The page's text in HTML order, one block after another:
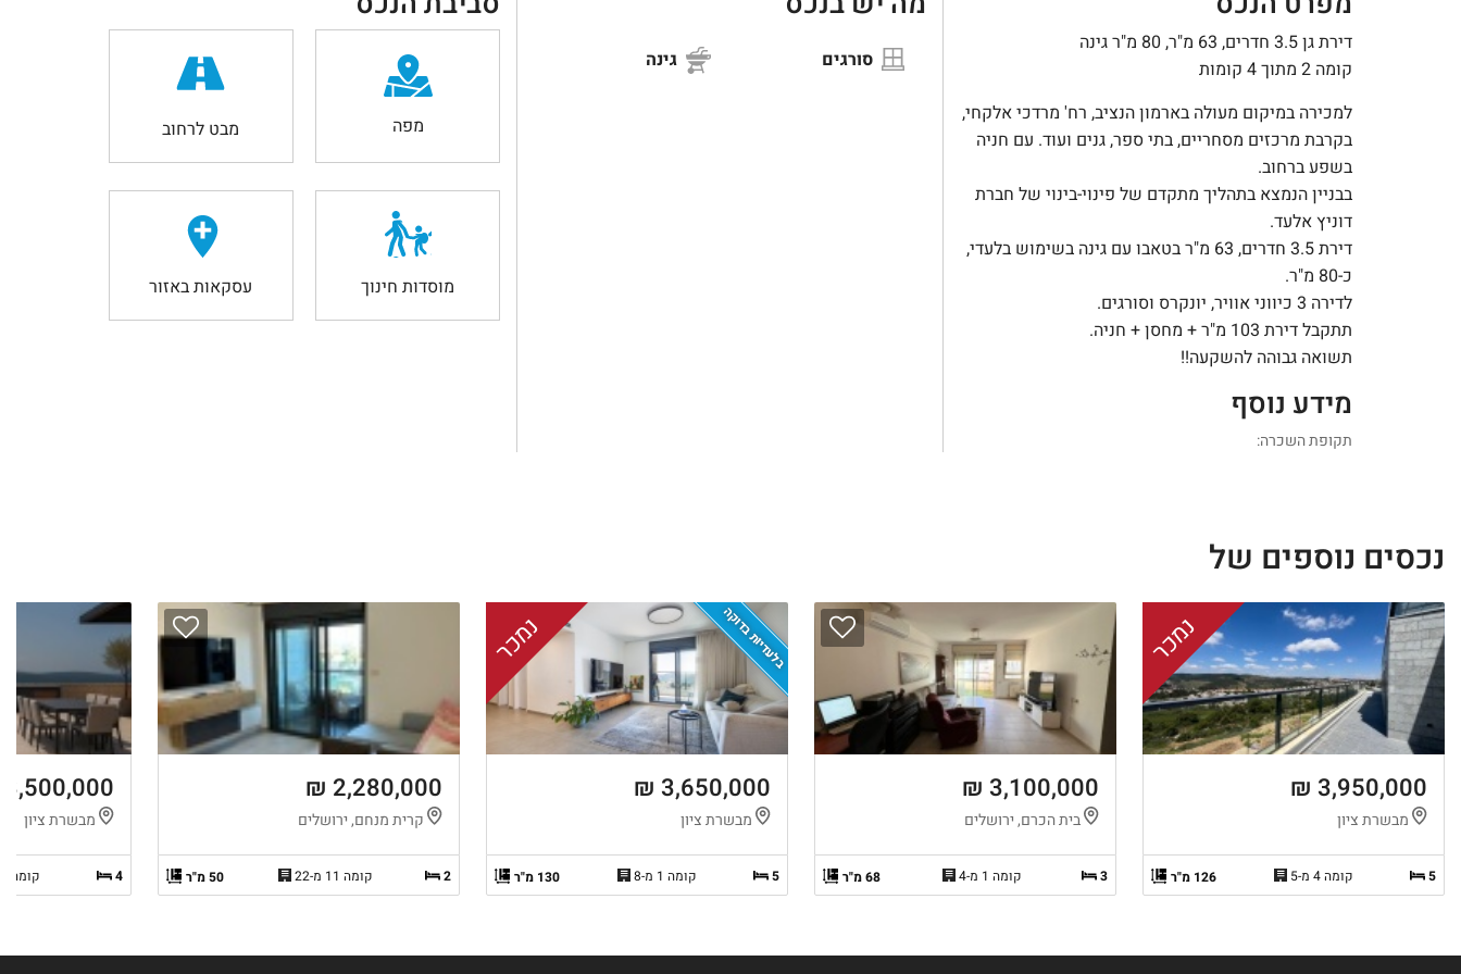
דירת גן 3.5 חדרים, 63 מ"ר, 80 מ"ר גינה
קומה 2 מתוך 4 קומות
למכירה במיקום מעולה בארמון הנציב, רח' מרדכי אלקחי,
בקרבת מרכזים מסחריים, בתי ספר, גנים ועוד. עם חניה
בשפע ברחוב.
בבניין הנמצא בתהליך מתקדם של פינוי-בינוי של חברת
דוניץ אלעד.
דירת 3.5 חדרים, 63 מ"ר בטאבו עם גינה בשימוש בלעדי,
כ-80 מ"ר.
לדירה 3 כיווני אוויר, יונקרס וסורגים.
תתקבל דירת 103 מ"ר + מחסן + חניה.
תשואה גבוהה להשקעה!!
מידע נוסף
תקופת השכרה:
סורגים גינה
מפה מבט לרחוב
מוסדות חינוך עסקאות באזור
נכסים נוספים של
נמכר
3,950,000 ₪
מבשרת ציון
5 קומה 4 מ-5 126 מ"ר
3,100,000 ₪
בית הכרם, ירושלים
3 קומה 1 מ-4 68 מ"ר
בלעדיות בדוקה נמכר
3,650,000 ₪
מבשרת ציון
5 קומה 1 מ-8 130 מ"ר
2,280,000 ₪
קרית מנחם, ירושלים
2 קומה 11 מ-22 50 מ"ר
3,500,000 ₪
מבשרת ציון
4 קומה 3 מ-3